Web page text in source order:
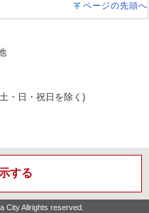
ページの先頭へ
・日・祝日を除く)
する
City Allrights reserved.